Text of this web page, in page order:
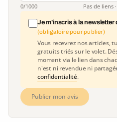
0/1000 Pas de liens
Je m'inscris à la newsletter
(obligatoire pour publier)
Vous recevrez nos articles,
gratuits triés sur le volet.
moment via le lien dans
n'est ni revendue ni
confidentialité.
Publier mon avis